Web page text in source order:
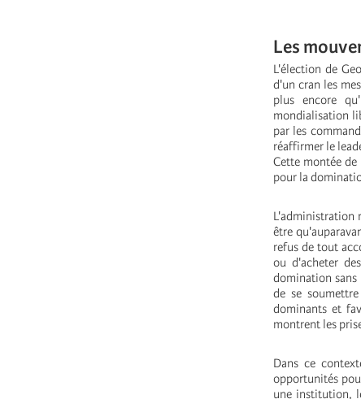
Les
L'élection de
d'un cran les
plus encore
mondialisation
par les
réaffirmer le
Cette montée
pour la
L'administration
être
refus de tout
ou d'acheter
domination
de se
dominants et
montrent les
Dans ce
opportunités
une institution,